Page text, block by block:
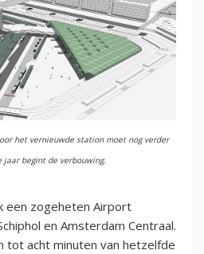
het vernieuwde station moet nog verder
begint de verbouwing.
een zogeheten Airport
en Amsterdam Centraal.
tot acht minuten van hetzelfde